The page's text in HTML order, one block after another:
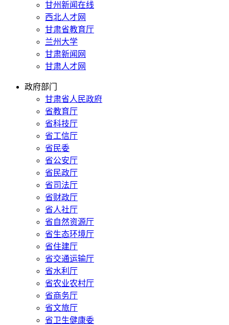
甘州新闻在线
西北人才网
甘肃省教育厅
兰州大学
甘肃新闻网
甘肃人才网
政府部门
甘肃省人民政府
省教育厅
省科技厅
省工信厅
省民委
省公安厅
省民政厅
省司法厅
省财政厅
省人社厅
省自然资源厅
省生态环境厅
省住建厅
省交通运输厅
省水利厅
省农业农村厅
省商务厅
省文旅厅
省卫生健康委